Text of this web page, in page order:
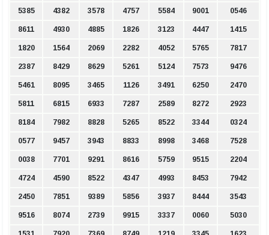
5385 4382 3578 4757 5584 9001 0546
8611 4930 4885 1826 3123 4447 1415
1820 1564 2069 2282 4052 5765 7817
2387 8429 8629 5261 5124 7573 9476
5461 8095 3465 1126 3491 6250 2470
5811 6815 6933 7287 2589 8272 2923
8184 7982 8828 5265 8522 3344 0324
0577 9457 3943 8833 8998 3468 7528
0038 7701 9291 8616 5759 9515 2204
4724 4590 8522 4347 4993 8453 7942
2450 7851 9389 5856 3937 8444 3543
9516 8074 2739 9915 3337 0060 5030